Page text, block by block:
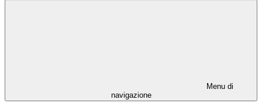
Menu di
navigazione